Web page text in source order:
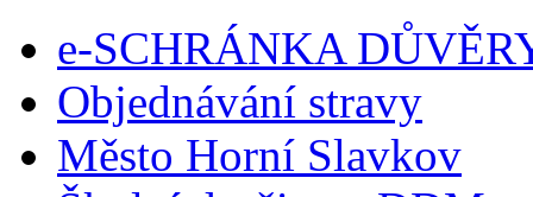
e-SCHRÁNKA
Objednávání stravy
Město Horní Slavkov